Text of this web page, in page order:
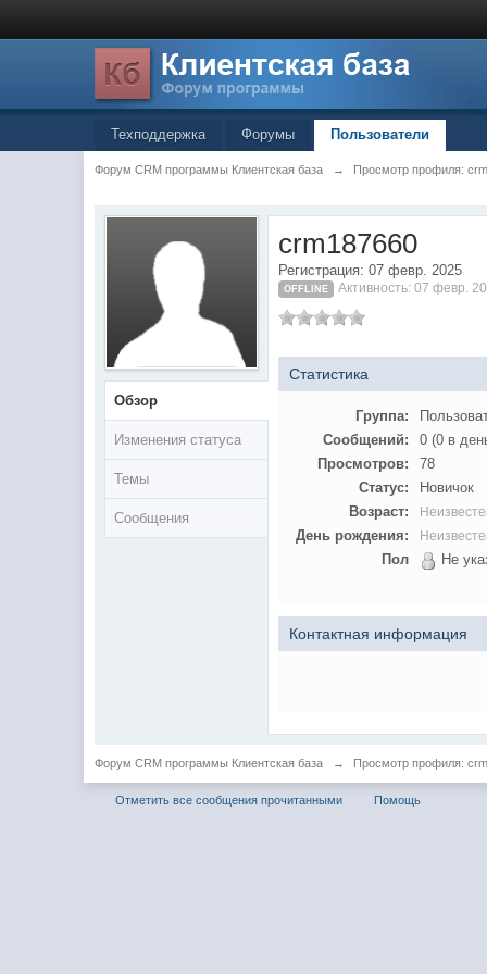
Техподдержка Форумы Пользователи
Форум CRM программы Клиентская база → Просмотр профиля:
Обзор
Изменения статуса
Темы
Сообщения
crm187660
Регистрация: 07 февр. 2025
OFFLINE Активность: 07 февр.
Статистика
Группа:
Сообщений:
0 (0 в
Просмотров:
78
Статус:
Новичок
Возраст:
День рождения:
Пол Не
Контактная информация
Форум CRM программы Клиентская база → Просмотр профиля:
Отметить все сообщения прочитанными Помощь